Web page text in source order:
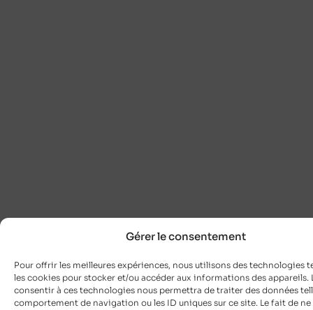
Gérer le consentement
Pour offrir les meilleures expériences, nous utilisons des technologies
les cookies pour stocker et/ou accéder aux informations des appareils.
consentir à ces technologies nous permettra de traiter des données
comportement de navigation ou les ID uniques sur ce site. Le fait de ne